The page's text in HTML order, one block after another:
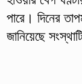
পারে। দিনের
জানিয়েছে